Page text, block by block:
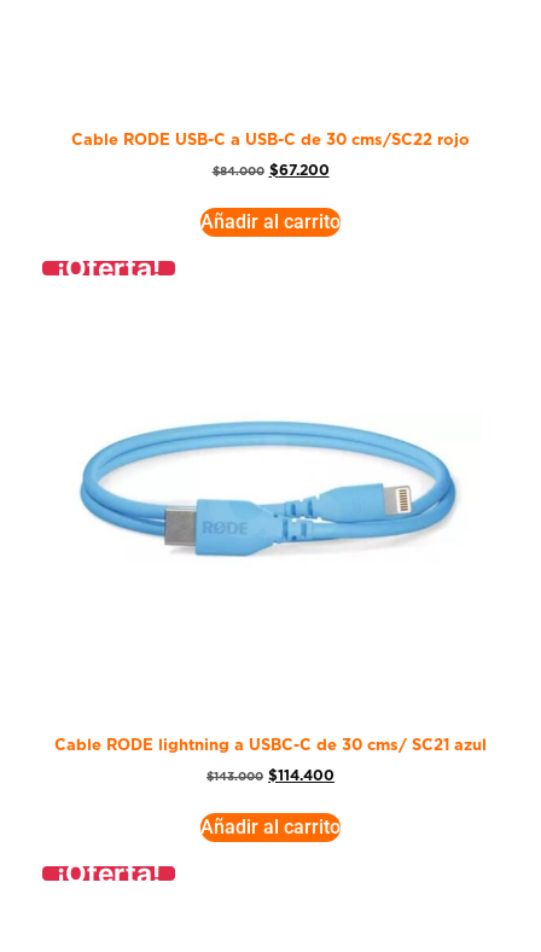
Cable RODE USB-C a USB-C de 30 cms/SC22 rojo
$84.000 $67.200
Añadir al carrito
¡Oferta!
Cable RODE lightning a USBC-C de 30 cms/ SC21 azul
$143.000 $114.400
Añadir al carrito
¡Oferta!